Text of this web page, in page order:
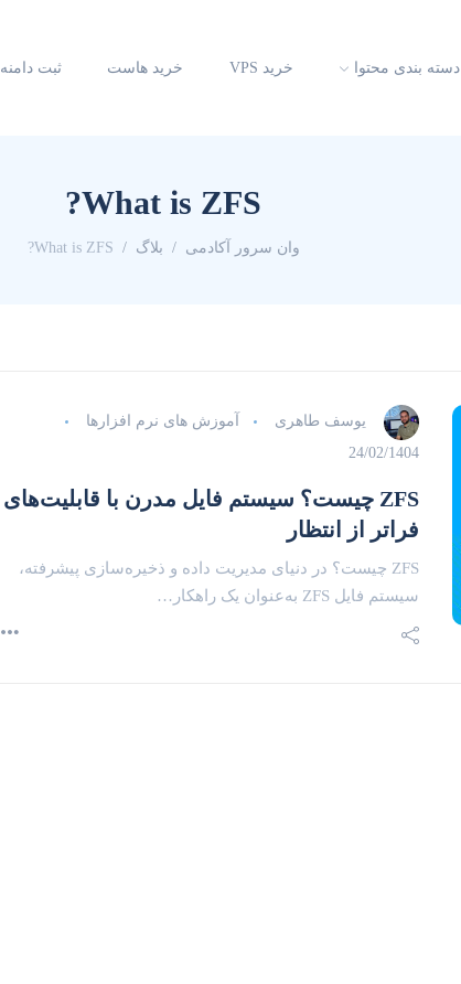
دسته بندی محتوا خرید VPS خرید هاست ثبت دامنه
What is ZFS?
وان سرور آکادمی بلاگ What is ZFS?
یوسف طاهری
آموزش های نرم افزارها
24/02/1404
ZFS چیست؟ سیستم فایل مدرن با قابلیت‌های
فراتر از انتظار
ZFS چیست؟ در دنیای مدیریت داده و ذخیره‌سازی پیشرفته،
سیستم فایل ZFS به‌عنوان یک راهکار…